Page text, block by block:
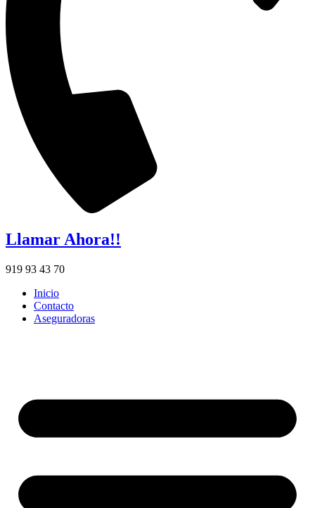
Llamar Ahora!!
919 93 43 70
Inicio
Contacto
Aseguradoras